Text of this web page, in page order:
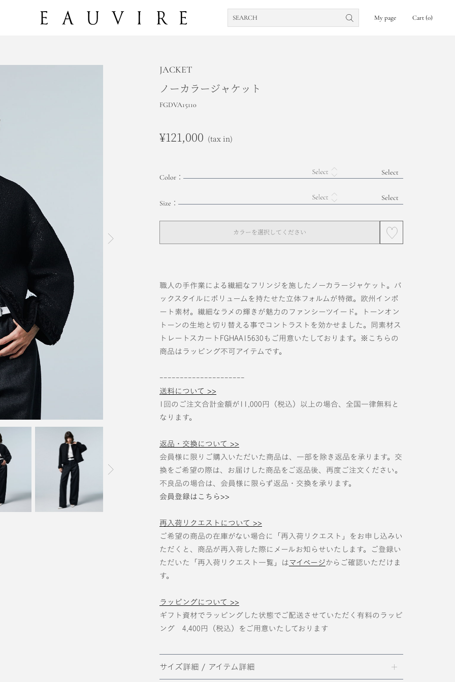
My page Cart 0
JACKET
ノーカラージャケット
FGDVA15110
¥121,000 (tax in)
Color：
Size：
カラーを選択してください
職人の手作業による繊細なフリンジを施したノーカラージャケット。バ
ックスタイルにボリュームを持たせた立体フォルムが特徴。欧州インポ
ート素材。繊細なラメの輝きが魅力のファンシーツイード。トーンオン
トーンの生地と切り替える事でコントラストを効かせました。同素材ス
トレートスカートFGHAA15630もご用意いたしております。※こちらの
商品はラッピング不可アイテムです。
---------------------
送料について >>
1回のご注文合計金額が11,000円（税込）以上の場合、全国一律無料と
なります。
返品・交換について >>
会員様に限りご購入いただいた商品は、一部を除き返品を承ります。交
換をご希望の際は、お届けした商品をご返品後、再度ご注文ください。
不良品の場合は、会員様に限らず返品・交換を承ります。
会員登録はこちら>>
再入荷リクエストについて >>
ご希望の商品の在庫がない場合に「再入荷リクエスト」をお申し込みい
ただくと、商品が再入荷した際にメールお知らせいたします。ご登録い
ただいた「再入荷リクエスト一覧」は マイページからご確認いただけま
す。
ラッピングについて >>
ギフト資材でラッピングした状態でご配送させていただく有料のラッピ
ング 4,400円（税込）をご用意いたしております
サイズ詳細 / アイテム詳細